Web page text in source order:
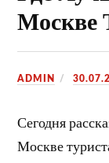
ADMIN
Сегодня
Москве